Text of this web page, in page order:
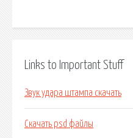
Links to Important Stuff
Звук удара штампа скачать
Скачать psd файлы